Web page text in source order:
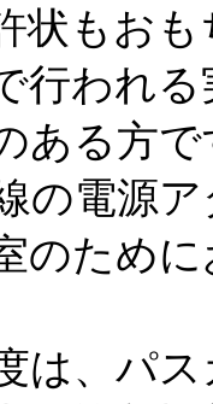
状もお
行われ
ある方
の電源
のため
は、パ